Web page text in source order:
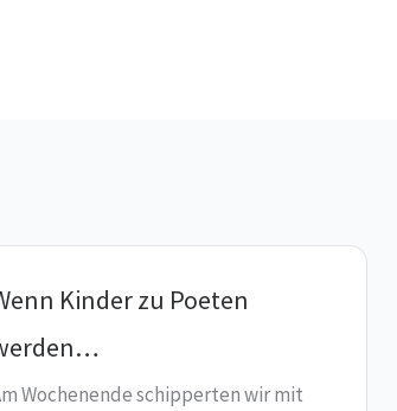
Kinder zu Poeten
Wochenende schipperten wir mit